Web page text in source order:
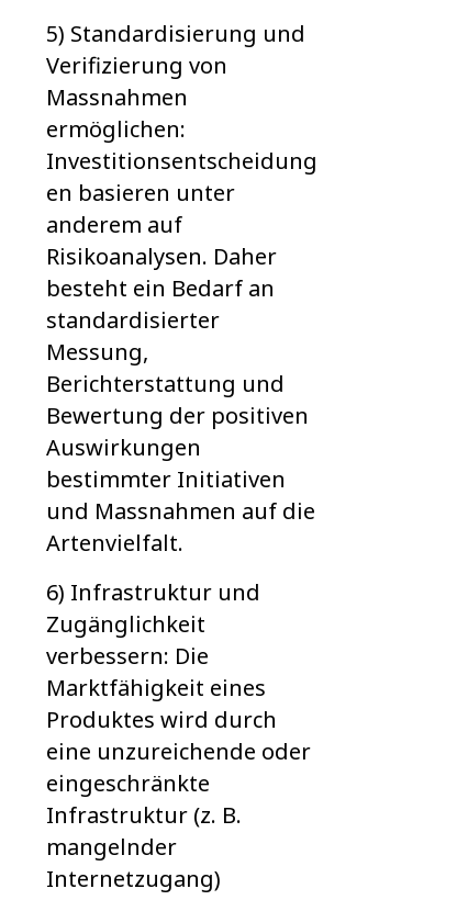
5) Standardisierung und
Verifizierung von
Massnahmen
ermöglichen:
Investitionsentscheidung
en basieren unter
anderem auf
Risikoanalysen. Daher
besteht ein Bedarf an
standardisierter
Messung,
Berichterstattung und
Bewertung der positiven
Auswirkungen
bestimmter Initiativen
und Massnahmen auf die
Artenvielfalt.
6) Infrastruktur und
Zugänglichkeit
verbessern: Die
Marktfähigkeit eines
Produktes wird durch
eine unzureichende oder
eingeschränkte
Infrastruktur (z. B.
mangelnder
Internetzugang)